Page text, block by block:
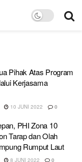
Pihak Atas Program
Kerjasama
10 JUNI 2022 0
PHI Zona 10
Tarap dan Olah
Rumput Laut
8 JUNI 2022 0